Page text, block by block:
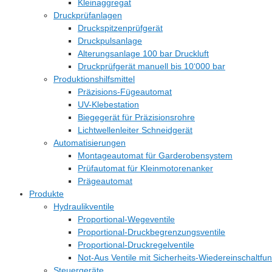
Kleinaggregat
Druckprüfanlagen
Druckspitzenprüfgerät
Druckpulsanlage
Alterungsanlage 100 bar Druckluft
Druckprüfgerät manuell bis 10‘000 bar
Produktionshilfsmittel
Präzisions-Fügeautomat
UV-Klebestation
Biegegerät für Präzisionsrohre
Lichtwellenleiter Schneidgerät
Automatisierungen
Montageautomat für Garderobensystem
Prüfautomat für Kleinmotorenanker
Prägeautomat
Produkte
Hydraulikventile
Proportional-Wegeventile
Proportional-Druckbegrenzungsventile
Proportional-Druckregelventile
Not-Aus Ventile mit Sicherheits-